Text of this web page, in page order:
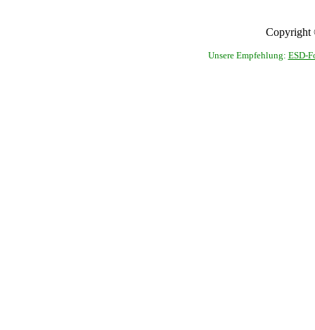
Copyright
Unsere Empfehlung: ESD-